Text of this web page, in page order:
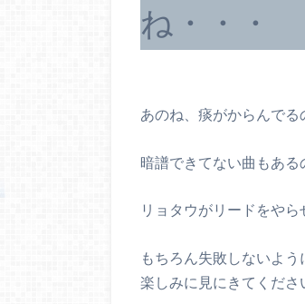
ね・・・
あのね、痰がからんでる
暗譜できてない曲もある
リョタウがリードをやら
もちろん失敗しないよ
楽しみに見にきてくださ